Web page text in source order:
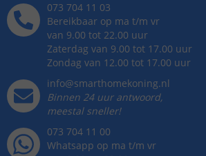
073 704 11 03
Bereikbaar op ma t/m vr
van 9.00 tot 22.00 uur
Zaterdag van 9.00 tot 17.00 uur
Zondag van 12.00 tot 17.00 uur
info@smarthomekoning.nl
Binnen 24 uur antwoord,
meestal sneller!
073 704 11 00
Whatsapp op ma t/m vr